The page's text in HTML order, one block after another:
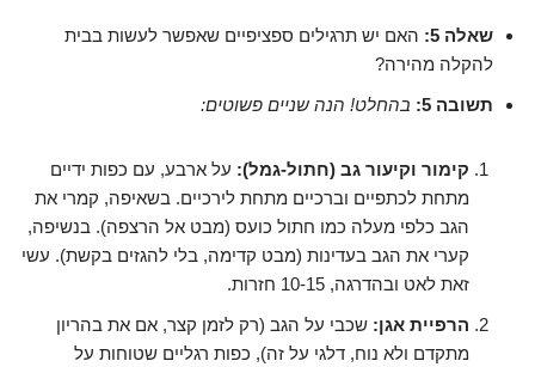
שאלה 5:
האם יש תרגילים ספציפיים שאפשר לעשות בבית
להקלה מהירה?
תשובה 5:
בהחלט! הנה שניים פשוטים:
קימור וקיעור גב (חתול-גמל): על ארבע, עם כפות ידיים
מתחת לכתפיים וברכיים מתחת לירכיים. בשאיפה, קמרי את
הגב כלפי מעלה כמו חתול כועס (מבט אל הרצפה). בנשיפה,
קערי את הגב בעדינות (מבט קדימה, בלי להגזים בקשת). עשי
זאת לאט ובהדרגה, 10-15 חזרות.
הרפיית אגן: שכבי על הגב (רק לזמן קצר, אם את בהריון
מתקדם ולא נוח, דלגי על זה), כפות רגליים שטוחות על